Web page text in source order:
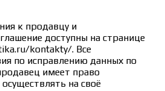
к продавцу и
доступны на странице
kontakty/. Все
по исправлению данных по
имеет право
на своё